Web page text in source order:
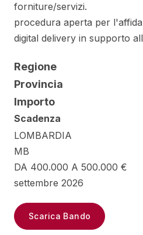
forniture/servizi.
procedura aperta per
digital delivery in supporto
Regione
Provincia
Importo
Scadenza
LOMBARDIA
MB
DA 400.000 A 500.000 €
settembre 2026
Scarica Bando